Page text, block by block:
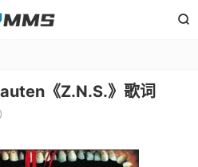

《Z.N.S.》歌词